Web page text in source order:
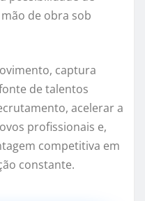
de obra sob
captura
de talentos
acelerar a
profissionais e,
competitiva em
constante.